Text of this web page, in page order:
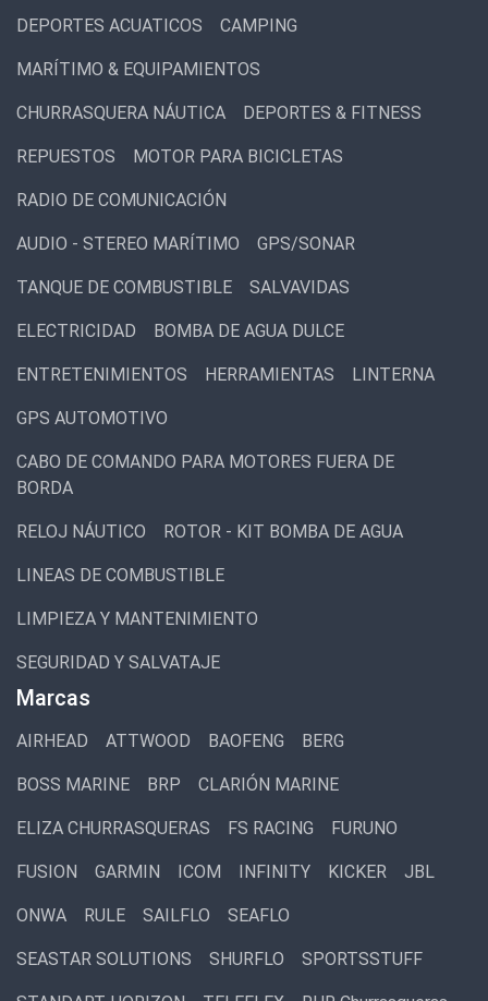
DEPORTES ACUATICOS CAMPING
MARÍTIMO & EQUIPAMIENTOS
CHURRASQUERA NÁUTICA DEPORTES & FITNESS
REPUESTOS MOTOR PARA BICICLETAS
RADIO DE COMUNICACIÓN
AUDIO - STEREO MARÍTIMO GPS/SONAR
TANQUE DE COMBUSTIBLE SALVAVIDAS
ELECTRICIDAD BOMBA DE AGUA DULCE
ENTRETENIMIENTOS HERRAMIENTAS LINTERNA
GPS AUTOMOTIVO
CABO DE COMANDO PARA MOTORES FUERA DE
BORDA
RELOJ NÁUTICO ROTOR - KIT BOMBA DE AGUA
LINEAS DE COMBUSTIBLE
LIMPIEZA Y MANTENIMIENTO
SEGURIDAD Y SALVATAJE
Marcas
AIRHEAD ATTWOOD BAOFENG BERG
BOSS MARINE BRP CLARIÓN MARINE
ELIZA CHURRASQUERAS FS RACING FURUNO
FUSION GARMIN ICOM INFINITY KICKER JBL
ONWA RULE SAILFLO SEAFLO
SEASTAR SOLUTIONS SHURFLO SPORTSSTUFF